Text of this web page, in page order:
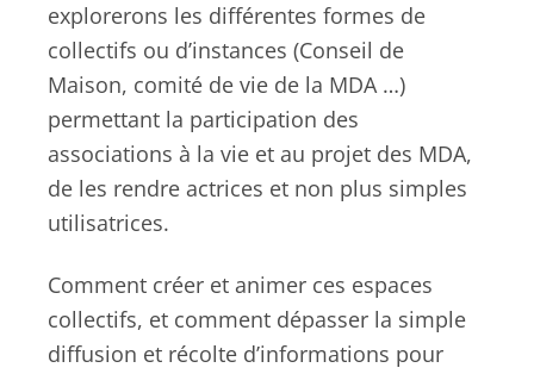
explorerons les différentes formes de
collectifs ou d’instances (Conseil de
Maison, comité de vie de la MDA …)
permettant la participation des
associations à la vie et au projet des MDA,
de les rendre actrices et non plus simples
utilisatrices.
Comment créer et animer ces espaces
collectifs, et comment dépasser la simple
diffusion et récolte d’informations pour